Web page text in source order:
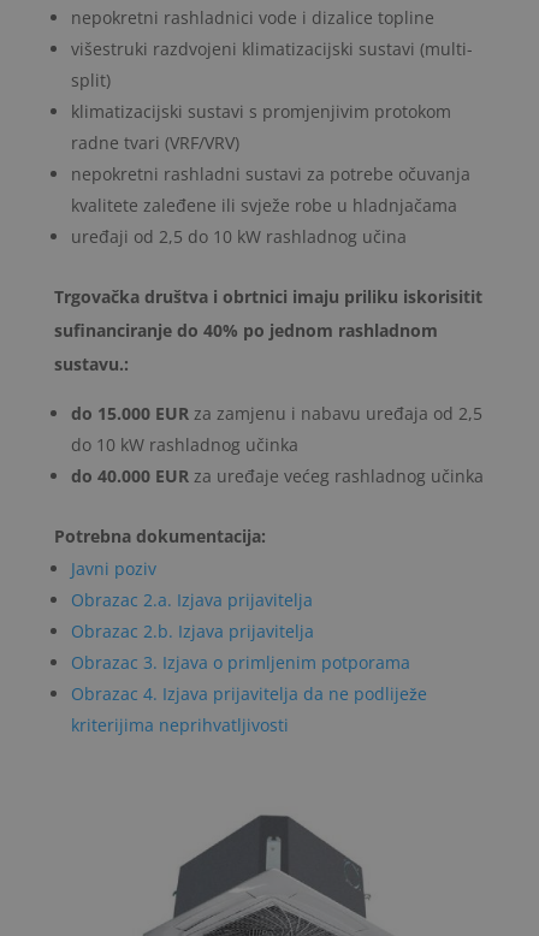
nepokretni rashladnici vode i dizalice topline
višestruki razdvojeni klimatizacijski sustavi (multi-
split)
klimatizacijski sustavi s promjenjivim protokom
radne tvari (VRF/VRV)
nepokretni rashladni sustavi za potrebe očuvanja
kvalitete zaleđene ili svježe robe u hladnjačama
uređaji od 2,5 do 10 kW rashladnog učina
Trgovačka društva i obrtnici imaju priliku iskorisitit
sufinanciranje do 40% po jednom rashladnom
sustavu.:
do 15.000 EUR za zamjenu i nabavu uređaja od 2,5
do 10 kW rashladnog učinka
do 40.000 EURza uređaje većeg rashladnog učinka
Potrebna dokumentacija:
Javni poziv
Obrazac 2.a. Izjava prijavitelja
Obrazac 2.b. Izjava prijavitelja
Obrazac 3. Izjava o primljenim potporama
Obrazac 4. Izjava prijavitelja da ne podliježe
kriterijima neprihvatljivosti